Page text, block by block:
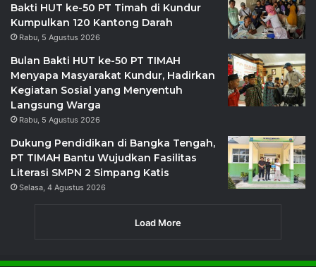
Bakti HUT ke-50 PT Timah di Kundur
Kumpulkan 120 Kantong Darah
Rabu, 5 Agustus 2026
Bulan Bakti HUT ke-50 PT TIMAH
Menyapa Masyarakat Kundur, Hadirkan
Kegiatan Sosial yang Menyentuh
Langsung Warga
Rabu, 5 Agustus 2026
Dukung Pendidikan di Bangka Tengah,
PT TIMAH Bantu Wujudkan Fasilitas
Literasi SMPN 2 Simpang Katis
Selasa, 4 Agustus 2026
Load More